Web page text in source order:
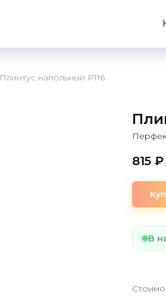
Плинтус напольный P116
815 ₽
В